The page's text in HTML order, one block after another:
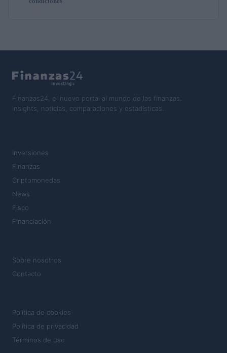
Finanzas24, el nuevo portal al mundo de las finanzas.
Insights, noticias, comparaciones y estadísticas.
Inversiones
Finanzas
Criptomonedas
News
Fisco
Financiación
Sobre nosotros
Contacto
Política de cookies
Política de privacidad
Términos de uso